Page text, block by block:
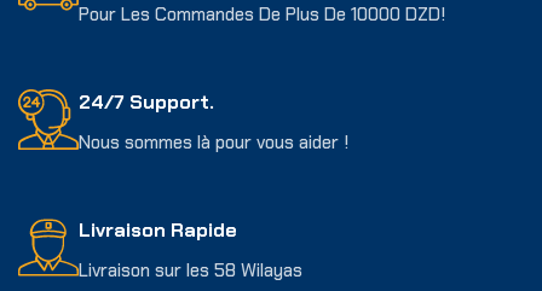
Pour Les Commandes De Plus De 10000 DZD!
24/7 Support.
Nous sommes là pour vous aider !
Livraison Rapide
Livraison sur les 58 Wilayas